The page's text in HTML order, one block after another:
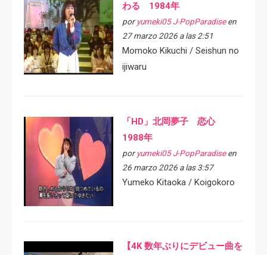
わる 1984年
por yumeki05 J-PopParadiseen
27 marzo 2026 a las 2:51
Momoko Kikuchi / Seishun no
ijiwaru
「HD」北岡夢子 恋心
1988年
por yumeki05 J-PopParadiseen
26 marzo 2026 a las 3:57
Yumeko Kitaoka / Koigokoro
【4K 数年ぶりにデビュー曲を